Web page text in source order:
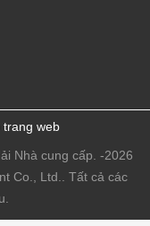
trang web
Nhà cung cấp. -2026
Co., Ltd.. Tất cả các